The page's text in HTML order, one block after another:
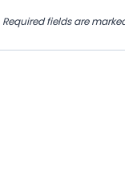
Required fields are